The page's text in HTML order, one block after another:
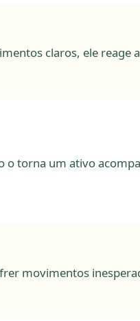
claros, ele reage
o torna um ativo
movimentos